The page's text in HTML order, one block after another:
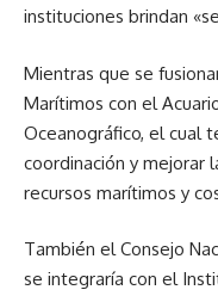
instituciones brindan
Mientras que se
Marítimos con el
Oceanográfico, el cual
coordinación y mejorar
recursos marítimos y
También el Consejo
se integraría con el